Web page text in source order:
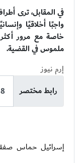
في المقابل، ترى
واجبًا أخلاقيًا
ملموس في القضية.
إرم نيوز
رابط مختصر
إسرائيل حماس